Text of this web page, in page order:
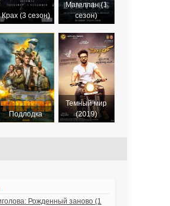
Крах (3 сезон)
Магеллан (1
сезон)
Подлодка
Темный мир
(2019)
Рожденный заново (1